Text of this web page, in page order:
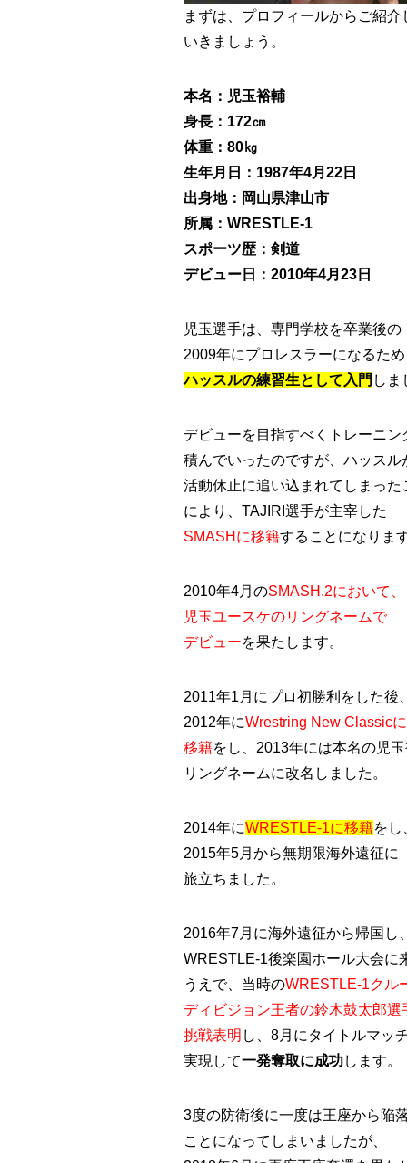
まずは、プロフィールからご紹介
いきましょう。
本名：児玉裕輔
身長：172㎝
体重：80㎏
生年月日：1987年4月22日
出身地：岡山県津山市
所属：WRESTLE-1
スポーツ歴：剣道
デビュー日：2010年4月23日
児玉選手は、専門学校を卒業後の
2009年にプロレスラーになるため
ハッスルの練習生として入門 しま
デビューを目指すべくトレーニン
積んでいったのですが、ハッスル
活動休止に追い込まれてしまった
により、TAJIRI選手が主宰した
SMASHに移籍することになりま
2010年4月のSMASH.2において、
児玉ユースケのリングネームで
デビューを果たします。
2011年1月にプロ初勝利をした後
2012年にWrestring New Classicに
移籍をし、2013年には本名の児
リングネームに改名しました。
2014年にWRESTLE-1に移籍をし
2015年5月から無期限海外遠征に
旅立ちました。
2016年7月に海外遠征から帰国し
WRESTLE-1後楽園ホール大会に
うえで、当時のWRESTLE-1クル
ディビジョン王者の鈴木鼓太郎選
挑戦表明 し、8月にタイトルマッ
実現して一発奪取に成功します。
3度の防衛後に一度は王座から陥
ことになってしまいましたが、